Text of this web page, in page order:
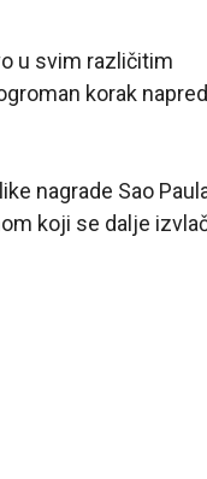
u svim različitim
korak napred
nagrade Sao
koji se dalje